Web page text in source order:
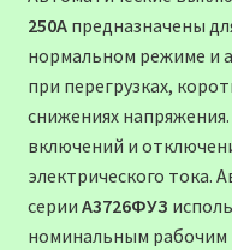
250Aпредназначены
нормальном режиме и
при перегрузках,
снижениях
включений и
электрического тока.
серии А3726ФУЗ
номинальным рабочим